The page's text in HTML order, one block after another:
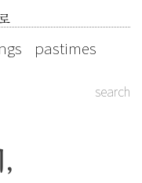
pastimes
search